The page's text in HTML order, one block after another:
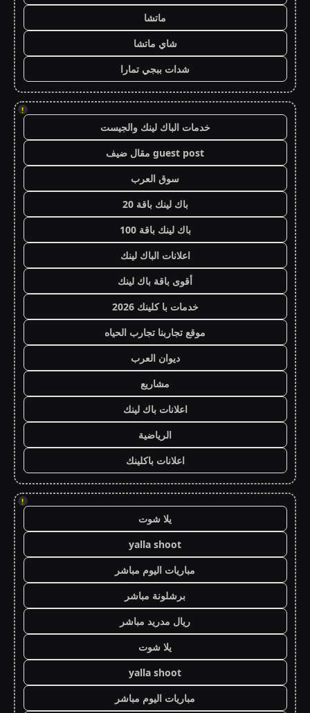
ماتشا
شاي ماتشا
شدات ببجي تمارا
!
خدمات الباك لينك والجيست
guest post مقال ضيف
سوق العرب
باك لينك باقة 20
باك لينك باقة 100
اعلانات الباك لينك
أقوى باقة باك لينك
خدمات با كلينك 2026
موقع تجاربنا تجارب الحياه
ديوان العرب
مشاريع
اعلانات باك لينك
الرياضية
اعلانات باكلينك
!
يلا شوت
yalla shoot
مباريات اليوم مباشر
برشلونة مباشر
ريال مدريد مباشر
يلا شوت
yalla shoot
مباريات اليوم مباشر